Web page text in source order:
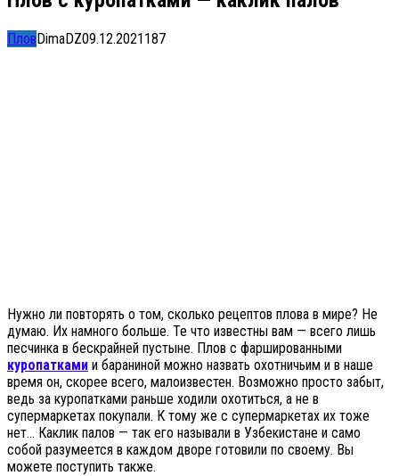
ПловDimaDZ09.12.2021187
Нужно ли повторять о том, сколько рецептов плова в мире? Не
думаю. Их намного больше. Те что известны вам — всего лишь
песчинка в бескрайней пустыне. Плов с фаршированными
куропатками и бараниной можно назвать охотничьим и в наше
время он, скорее всего, малоизвестен. Возможно просто забыт,
ведь за куропатками раньше ходили охотиться, а не в
супермаркетах покупали. К тому же с супермаркетах их тоже
нет… Каклик палов — так его называли в Узбекистане и само
собой разумеется в каждом дворе готовили по своему. Вы
можете поступить также.